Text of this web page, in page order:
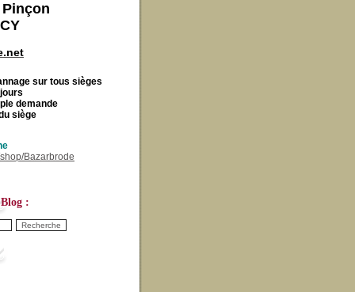
sur tous sièges
demande
siège
Bazarbrode
: